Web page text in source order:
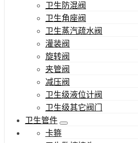
卫生防混阀
卫生角座阀
卫生蒸汽疏水阀
灌装阀
旋转阀
夹管阀
减压阀
卫生级液位计阀
卫生级其它阀门
卫生管件
卡箍